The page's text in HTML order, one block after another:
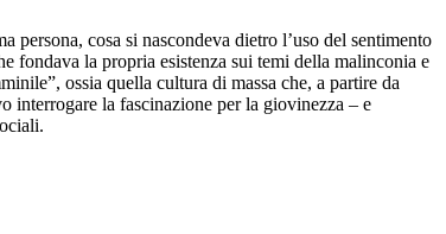
cosa si nascondeva dietro l’uso del sentimento
fondava la propria esistenza sui temi della malinconia e
ossia quella cultura di massa che, a partire da
interrogare la fascinazione per la giovinezza – e